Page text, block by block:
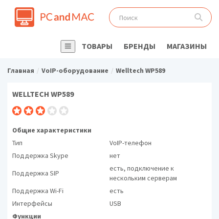
ТОВАРЫ БРЕНДЫ МАГАЗИНЫ
Главная VoIP-оборудование Welltech WP589
WELLTECH WP589
Общие характеристики
Тип
VoIP-телефон
Поддержка Skype
нет
Поддержка SIP
есть, подключение к
нескольким серверам
Поддержка Wi-Fi
есть
Интерфейсы
USB
Функции